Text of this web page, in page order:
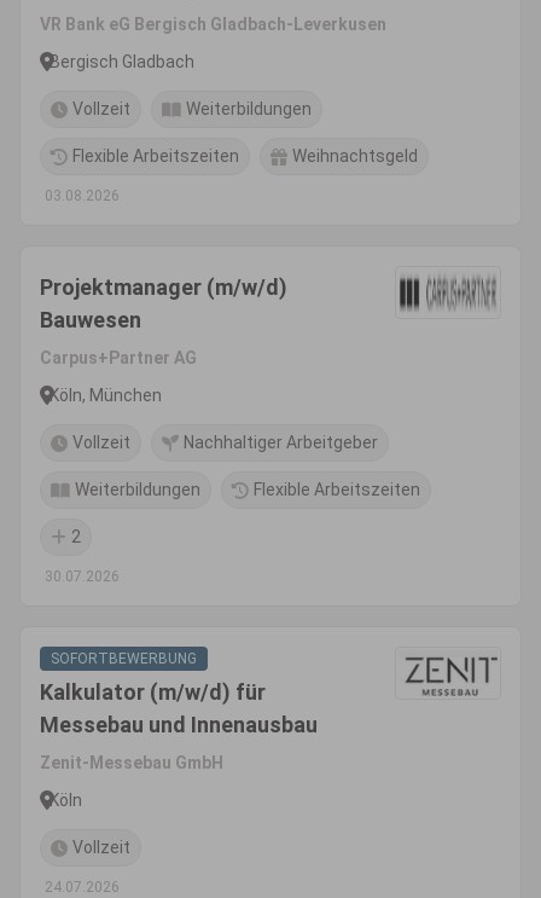
VR Bank eG Bergisch Gladbach-Leverkusen
Bergisch Gladbach
Vollzeit Weiterbildungen
Flexible Arbeitszeiten Weihnachtsgeld
03.08.2026
Projektmanager (m/w/d)
Bauwesen
Carpus+Partner AG
Köln, München
Vollzeit Nachhaltiger Arbeitgeber
Weiterbildungen Flexible Arbeitszeiten
2
30.07.2026
SOFORTBEWERBUNG
Kalkulator (m/w/d) für
Messebau und Innenausbau
Zenit-Messebau GmbH
Köln
Vollzeit
24.07.2026